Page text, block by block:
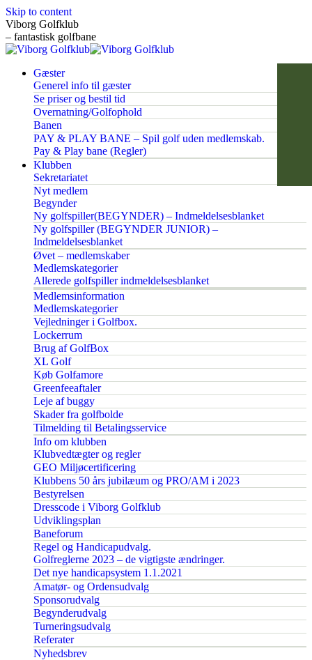
Skip to content
Viborg Golfklub
– fantastisk golfbane
Gæster
Generel info til gæster
Se priser og bestil tid
Overnatning/Golfophold
Banen
PAY & PLAY BANE – Spil golf uden medlemskab.
Pay & Play bane (Regler)
Klubben
Sekretariatet
Nyt medlem
Begynder
Ny golfspiller(BEGYNDER) – Indmeldelsesblanket
Ny golfspiller (BEGYNDER JUNIOR) –
Indmeldelsesblanket
Øvet – medlemskaber
Medlemskategorier
Allerede golfspiller indmeldelsesblanket
Medlemsinformation
Medlemskategorier
Vejledninger i Golfbox.
Lockerrum
Brug af GolfBox
XL Golf
Køb Golfamore
Greenfeeaftaler
Leje af buggy
Skader fra golfbolde
Tilmelding til Betalingsservice
Info om klubben
Klubvedtægter og regler
GEO Miljøcertificering
Klubbens 50 års jubilæum og PRO/AM i 2023
Bestyrelsen
Dresscode i Viborg Golfklub
Udviklingsplan
Baneforum
Regel og Handicapudvalg.
Golfreglerne 2023 – de vigtigste ændringer.
Det nye handicapsystem 1.1.2021
Amatør- og Ordensudvalg
Sponsorudvalg
Begynderudvalg
Turneringsudvalg
Referater
Nyhedsbrev